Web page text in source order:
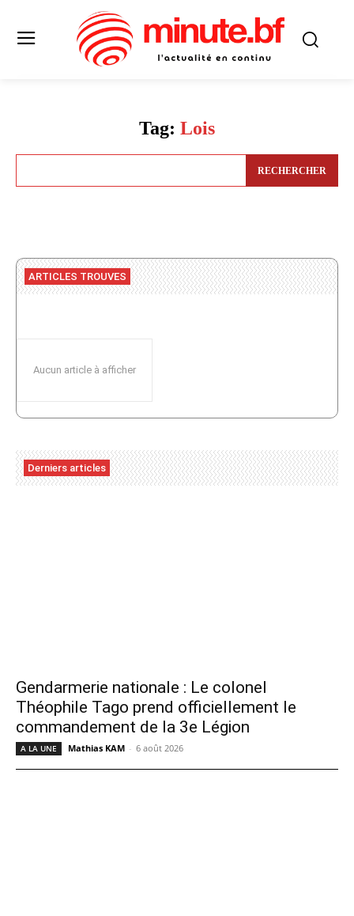
Tag: Lois
RECHERCHER
ARTICLES TROUVES
Aucun article à afficher
Derniers articles
Gendarmerie nationale : Le colonel
Théophile Tago prend officiellement le
commandement de la 3e Légion
A LA UNE Mathias KAM - 6 août 2026